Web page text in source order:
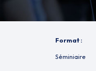
Format :
Séminiaire